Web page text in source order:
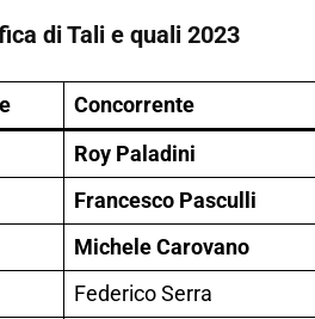
di Tali e quali 2023
Concorrente
Roy Paladini
Francesco Pasculli
Michele Carovano
Federico Serra